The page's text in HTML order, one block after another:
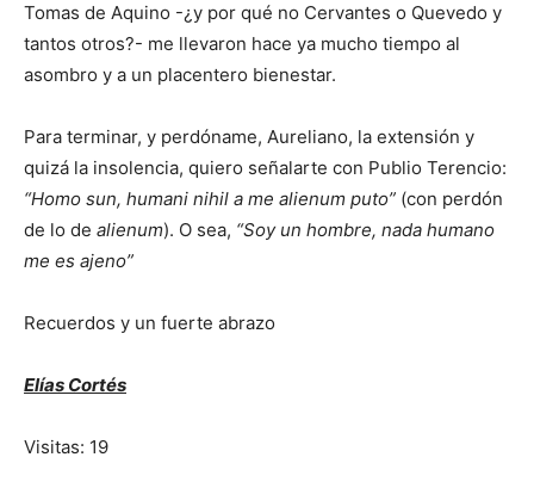
Tomas de Aquino -¿y por qué no Cervantes o Quevedo y
tantos otros?- me llevaron hace ya mucho tiempo al
asombro y a un placentero bienestar.
Para terminar, y perdóname, Aureliano, la extensión y
quizá la insolencia, quiero señalarte con Publio Terencio:
“Homo sun, humani nihil a me alienum puto” (con perdón
de lo de alienum). O sea, “Soy un hombre, nada humano
me es ajeno”
Recuerdos y un fuerte abrazo
Elías Cortés
Visitas: 19